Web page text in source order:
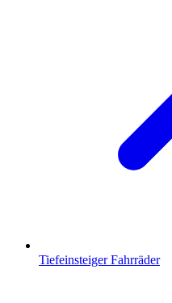
Tiefeinsteiger Fahrräder